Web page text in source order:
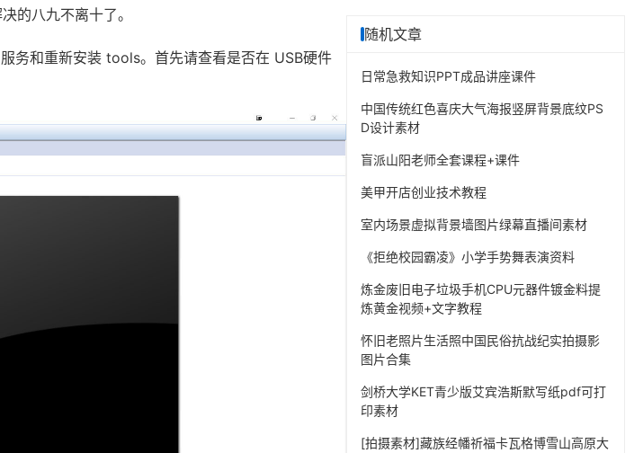
的八九不离十了。
务和重新安装 tools。首先请查看是否在 USB硬件
随机文章
日常急救知识PPT成品讲座课件
中国传统红色喜庆大气海报竖屏背景底纹PS
D设计素材
盲派山阳老师全套课程+课件
美甲开店创业技术教程
室内场景虚拟背景墙图片绿幕直播间素材
《拒绝校园霸凌》小学手势舞表演资料
炼金废旧电子垃圾手机CPU元器件镀金料提
炼黄金视频+文字教程
怀旧老照片生活照中国民俗抗战纪实拍摄影
图片合集
剑桥大学KET青少版艾宾浩斯默写纸pdf可打
印素材
[拍摄素材]藏族经幡祈福卡瓦格博雪山高原大